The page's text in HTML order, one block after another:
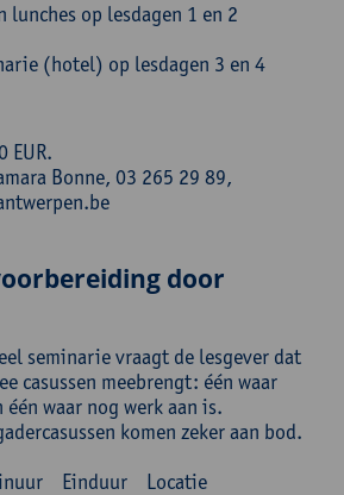
lunches op lesdagen 1 en 2
(hotel) op lesdagen 3 en 4
EUR.
Bonne, 03 265 29 89,
door
seminarie vraagt de lesgever dat
casussen meebrengt: één waar
waar nog werk aan is.
komen zeker aan bod.
Einduur
Locatie